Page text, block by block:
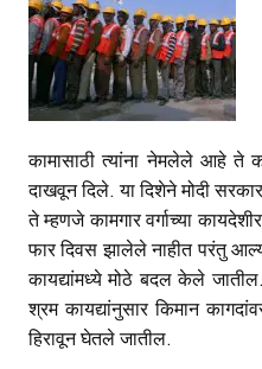
कामासाठी त्यांना नेमलेले आहे ते
दाखवून दिले. या दिशेने मोदी
ते म्हणजे कामगार वर्गाच्या
फार दिवस झालेले नाहीत परंतु
कायद्यांमध्ये मोठे बदल केले
श्रम कायद्यांनुसार किमान
हिरावून घेतले जातील.